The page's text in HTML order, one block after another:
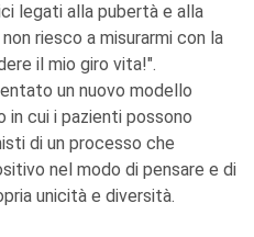
legati alla pubertà e alla
riesco a misurarmi con la
il mio giro vita!".
un nuovo modello
cui i pazienti possono
di un processo che
nel modo di pensare e di
unicità e diversità.